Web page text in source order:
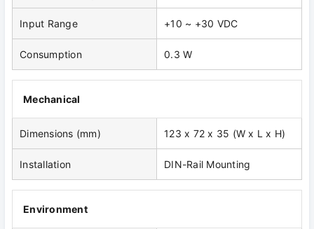
Input Range +10 ~ +30 VDC
Consumption 0.3 W
Mechanical
Dimensions (mm) 123 x 72 x 35 (W x L x H)
Installation DIN-Rail Mounting
Environment